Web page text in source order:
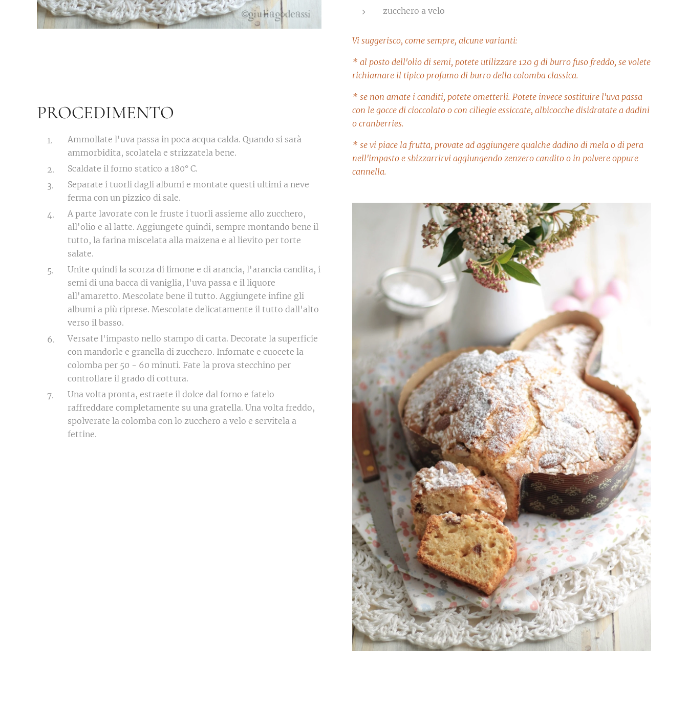
PROCEDIMENTO
Ammollate l'uva passa in poca acqua calda. Quando si sarà
ammorbidita, scolatela e strizzatela bene.
Scaldate il forno statico a 180° C.
Separate i tuorli dagli albumi e montate questi ultimi a neve
ferma con un pizzico di sale.
A parte lavorate con le fruste i tuorli assieme allo zucchero,
all'olio e al latte. Aggiungete quindi, sempre montando bene il
tutto, la farina miscelata alla maizena e al lievito per torte
salate.
Unite quindi la scorza di limone e di arancia, l'arancia candita, i
semi di una bacca di vaniglia, l'uva passa e il liquore
all'amaretto. Mescolate bene il tutto. Aggiungete infine gli
albumi a più riprese. Mescolate delicatamente il tutto dall'alto
verso il basso.
Versate l'impasto nello stampo di carta. Decorate la superficie
con mandorle e granella di zucchero. Infornate e cuocete la
colomba per 50 - 60 minuti. Fate la prova stecchino per
controllare il grado di cottura.
Una volta pronta, estraete il dolce dal forno e fatelo
raffreddare completamente su una gratella. Una volta freddo,
spolverate la colomba con lo zucchero a velo e servitela a
fettine.
zucchero a velo
Vi suggerisco, come sempre, alcune varianti:
* al posto dell'olio di semi, potete utilizzare 120 g di burro fuso freddo, se volete
richiamare il tipico profumo di burro della colomba classica.
* se non amate i canditi, potete ometterli. Potete invece sostituire l'uva passa
con le gocce di cioccolato o con ciliegie essiccate, albicocche disidratate a dadini
o cranberries.
* se vi piace la frutta, provate ad aggiungere qualche dadino di mela o di pera
nell'impasto e sbizzarrirvi aggiungendo zenzero candito o in polvere oppure
cannella.